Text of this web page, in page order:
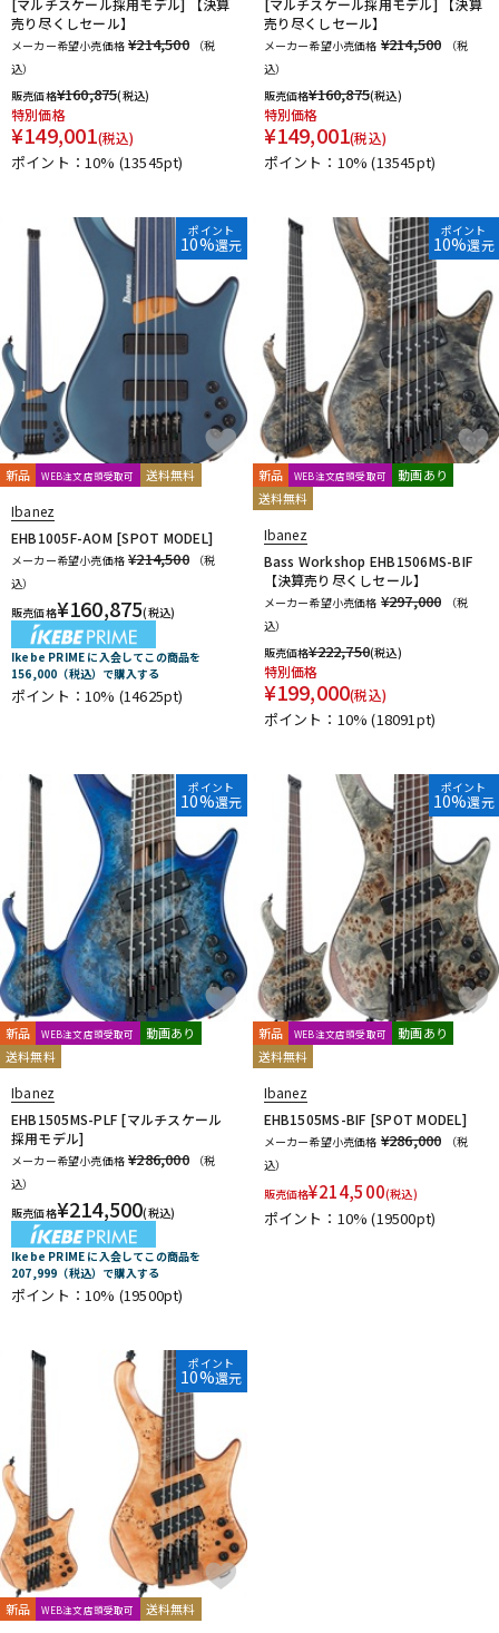
売り尽くしセール】
メーカー希望小売価格 ¥214,500
（税
込）
販売価格¥160,875(税込)
特別価格
¥149,001(税込)
ポイント：10% (13545pt)
売り尽くしセール】
メーカー希望小売価格 ¥214,500
（税
込）
販売価格¥160,875(税込)
特別価格
¥149,001(税込)
ポイント：10%(13545pt)
ポイント
10%還元
新品 WEB注文店頭受取可 送料無料
Ibanez
EHB1005F-AOM [SPOT MODEL]
メーカー希望小売価格 ¥214,500
（税
込）
販売価格¥160,875(税込)
Ikebe PRIME に入会してこの商品を
156,000（税込）で購入する
ポイント：10% (14625pt)
ポイント
10%還元
新品 WEB注文店頭受取可
動画あり
送料無料
Ibanez
Bass Workshop EHB1506MS-BIF
【決算売り尽くしセール】
メーカー希望小売価格 ¥297,000
（税
込）
販売価格¥222,750(税込)
特別価格
¥199,000(税込)
ポイント：10%(18091pt)
ポイント
10%還元
新品 WEB注文店頭受取可
動画あり
送料無料
Ibanez
EHB1505MS-PLF [マルチスケール
採用モデル]
メーカー希望小売価格 ¥286,000
（税
込）
販売価格¥214,500(税込)
Ikebe PRIME に入会してこの商品を
207,999（税込）で購入する
ポイント：10% (19500pt)
ポイント
10%還元
新品 WEB注文店頭受取可
動画あり
送料無料
Ibanez
EHB1505MS-BIF [SPOT MODEL]
メーカー希望小売価格 ¥286,000
（税
込）
販売価格¥214,500(税込)
ポイント：10%(19500pt)
ポイント
10%還元
新品 WEB注文店頭受取可 送料無料